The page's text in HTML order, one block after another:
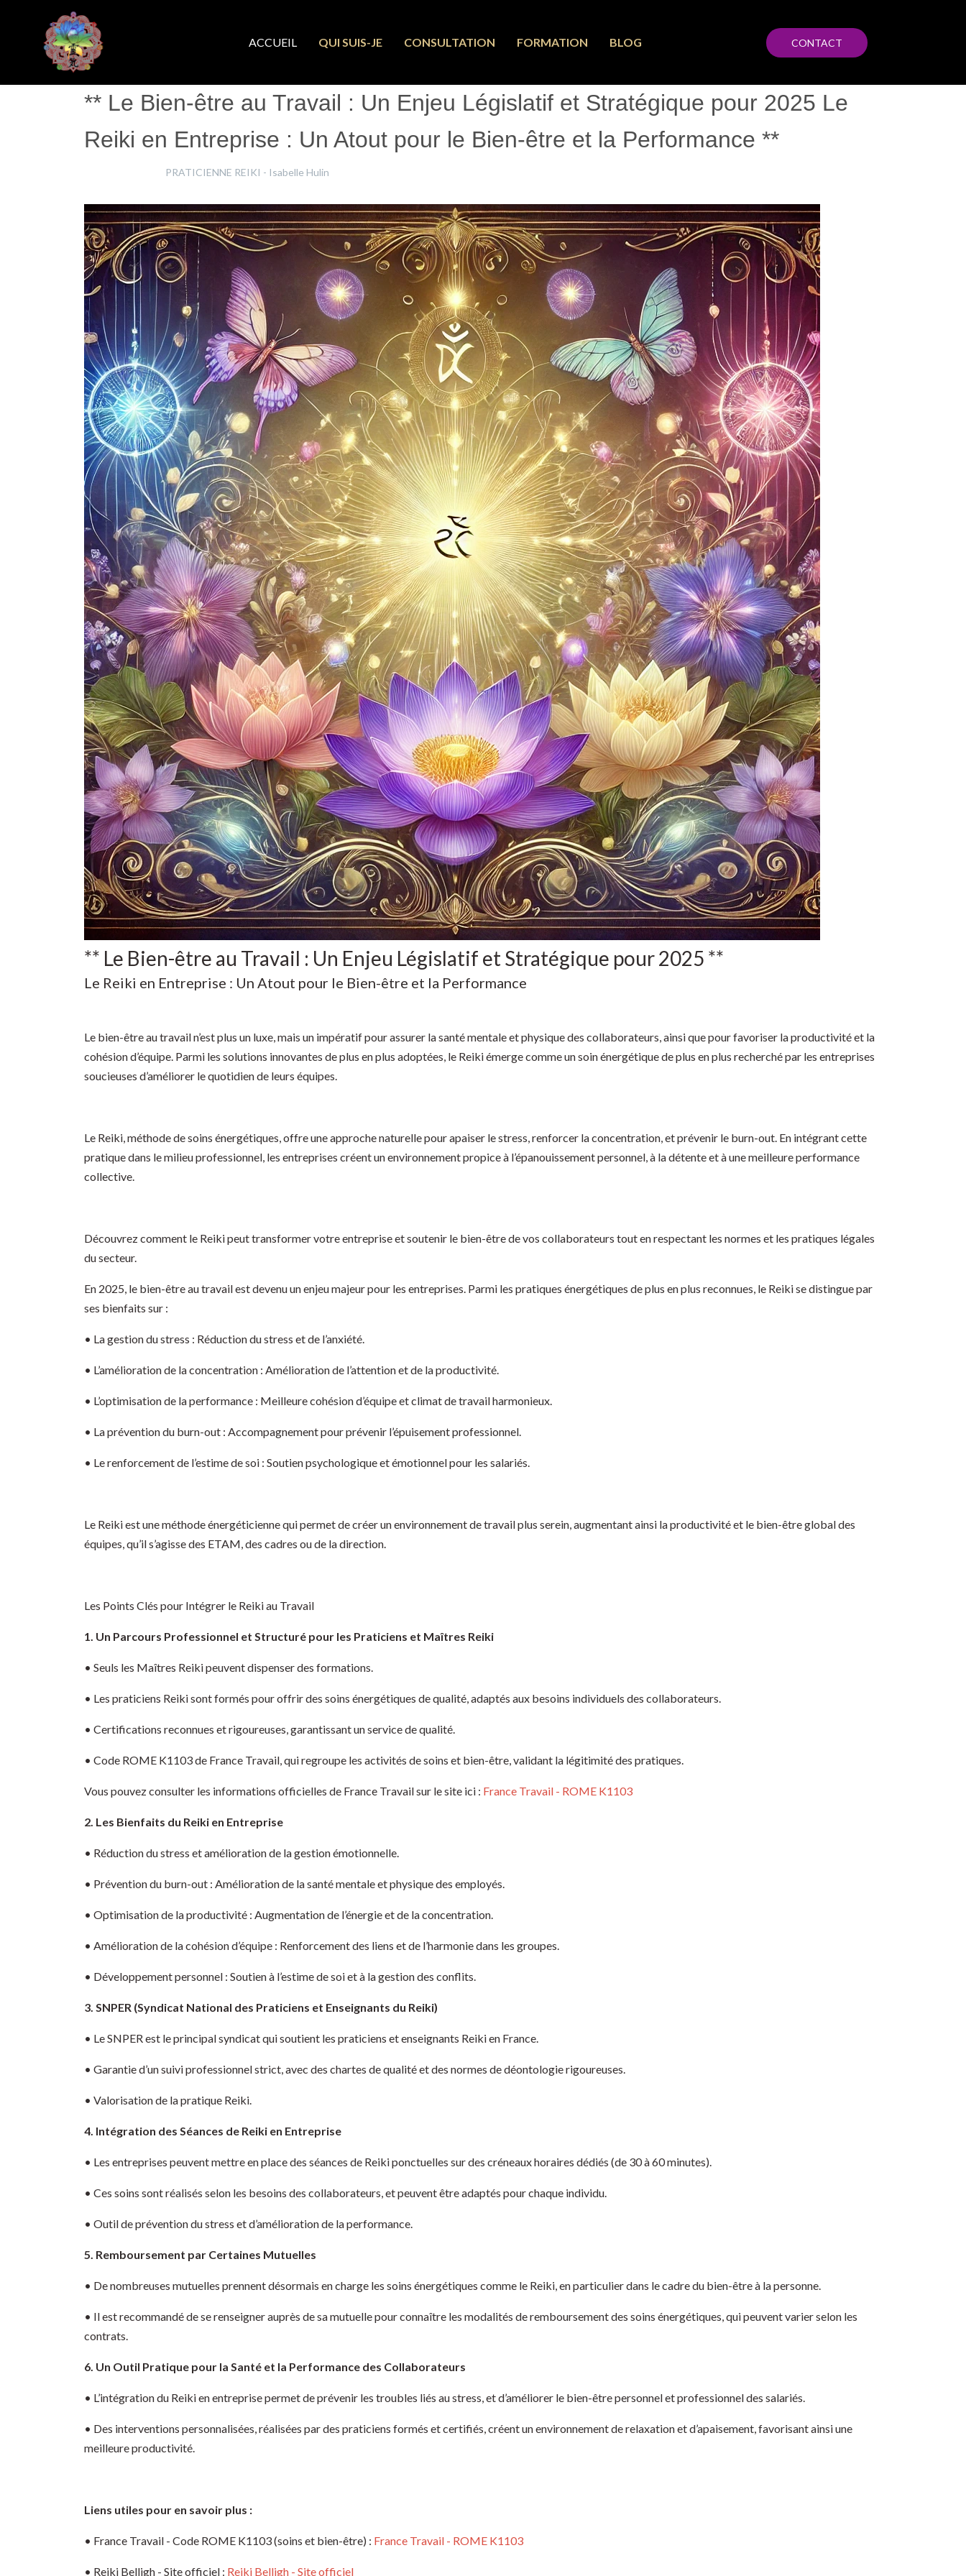
ACCUEIL QUI SUIS-JE CONSULTATION FORMATION BLOG CONTACT
** Le Bien-être au Travail : Un Enjeu Législatif et Stratégique pour 2025 Le
Reiki en Entreprise : Un Atout pour le Bien-être et la Performance **
PRATICIENNE REIKI - Isabelle Hulin
** Le Bien-être au Travail : Un Enjeu Législatif et Stratégique pour 2025 **
Le Reiki en Entreprise : Un Atout pour le Bien-être et la Performance
Le bien-être au travail n’est plus un luxe, mais un impératif pour assurer la santé mentale et physique des collaborateurs, ainsi que pour favoriser la productivité et la
cohésion d’équipe. Parmi les solutions innovantes de plus en plus adoptées, le Reiki émerge comme un soin énergétique de plus en plus recherché par les entreprises
soucieuses d’améliorer le quotidien de leurs équipes.
Le Reiki, méthode de soins énergétiques, offre une approche naturelle pour apaiser le stress, renforcer la concentration, et prévenir le burn-out. En intégrant cette
pratique dans le milieu professionnel, les entreprises créent un environnement propice à l’épanouissement personnel, à la détente et à une meilleure performance
collective.
Découvrez comment le Reiki peut transformer votre entreprise et soutenir le bien-être de vos collaborateurs tout en respectant les normes et les pratiques légales
du secteur.
En 2025, le bien-être au travail est devenu un enjeu majeur pour les entreprises. Parmi les pratiques énergétiques de plus en plus reconnues, le Reiki se distingue par
ses bienfaits sur :
• La gestion du stress : Réduction du stress et de l’anxiété.
• L’amélioration de la concentration : Amélioration de l’attention et de la productivité.
• L’optimisation de la performance : Meilleure cohésion d’équipe et climat de travail harmonieux.
• La prévention du burn-out : Accompagnement pour prévenir l’épuisement professionnel.
• Le renforcement de l’estime de soi : Soutien psychologique et émotionnel pour les salariés.
Le Reiki est une méthode énergéticienne qui permet de créer un environnement de travail plus serein, augmentant ainsi la productivité et le bien-être global des
équipes, qu’il s’agisse des ETAM, des cadres ou de la direction.
Les Points Clés pour Intégrer le Reiki au Travail
1. Un Parcours Professionnel et Structuré pour les Praticiens et Maîtres Reiki
• Seuls les Maîtres Reiki peuvent dispenser des formations.
• Les praticiens Reiki sont formés pour offrir des soins énergétiques de qualité, adaptés aux besoins individuels des collaborateurs.
• Certifications reconnues et rigoureuses, garantissant un service de qualité.
• Code ROME K1103 de France Travail, qui regroupe les activités de soins et bien-être, validant la légitimité des pratiques.
Vous pouvez consulter les informations officielles de France Travail sur le site ici : France Travail - ROME K1103
2. Les Bienfaits du Reiki en Entreprise
• Réduction du stress et amélioration de la gestion émotionnelle.
• Prévention du burn-out : Amélioration de la santé mentale et physique des employés.
• Optimisation de la productivité : Augmentation de l’énergie et de la concentration.
• Amélioration de la cohésion d’équipe : Renforcement des liens et de l’harmonie dans les groupes.
• Développement personnel : Soutien à l’estime de soi et à la gestion des conflits.
3. SNPER (Syndicat National des Praticiens et Enseignants du Reiki)
• Le SNPER est le principal syndicat qui soutient les praticiens et enseignants Reiki en France.
• Garantie d’un suivi professionnel strict, avec des chartes de qualité et des normes de déontologie rigoureuses.
• Valorisation de la pratique Reiki.
4. Intégration des Séances de Reiki en Entreprise
• Les entreprises peuvent mettre en place des séances de Reiki ponctuelles sur des créneaux horaires dédiés (de 30 à 60 minutes).
• Ces soins sont réalisés selon les besoins des collaborateurs, et peuvent être adaptés pour chaque individu.
• Outil de prévention du stress et d’amélioration de la performance.
5. Remboursement par Certaines Mutuelles
• De nombreuses mutuelles prennent désormais en charge les soins énergétiques comme le Reiki, en particulier dans le cadre du bien-être à la personne.
• Il est recommandé de se renseigner auprès de sa mutuelle pour connaître les modalités de remboursement des soins énergétiques, qui peuvent varier selon les
contrats.
6. Un Outil Pratique pour la Santé et la Performance des Collaborateurs
• L’intégration du Reiki en entreprise permet de prévenir les troubles liés au stress, et d’améliorer le bien-être personnel et professionnel des salariés.
• Des interventions personnalisées, réalisées par des praticiens formés et certifiés, créent un environnement de relaxation et d’apaisement, favorisant ainsi une
meilleure productivité.
Liens utiles pour en savoir plus :
• France Travail - Code ROME K1103 (soins et bien-être) : France Travail - ROME K1103
• Reiki Belligh - Site officiel : Reiki Belligh - Site officiel